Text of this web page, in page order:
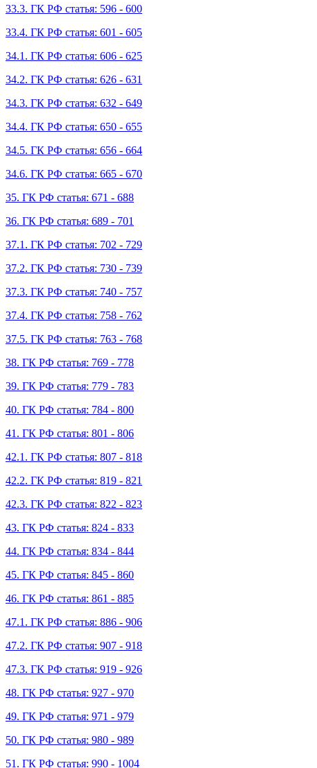
33.3. ГК РФ статья: 596 - 600
33.4. ГК РФ статья: 601 - 605
34.1. ГК РФ статья: 606 - 625
34.2. ГК РФ статья: 626 - 631
34.3. ГК РФ статья: 632 - 649
34.4. ГК РФ статья: 650 - 655
34.5. ГК РФ статья: 656 - 664
34.6. ГК РФ статья: 665 - 670
35. ГК РФ статья: 671 - 688
36. ГК РФ статья: 689 - 701
37.1. ГК РФ статья: 702 - 729
37.2. ГК РФ статья: 730 - 739
37.3. ГК РФ статья: 740 - 757
37.4. ГК РФ статья: 758 - 762
37.5. ГК РФ статья: 763 - 768
38. ГК РФ статья: 769 - 778
39. ГК РФ статья: 779 - 783
40. ГК РФ статья: 784 - 800
41. ГК РФ статья: 801 - 806
42.1. ГК РФ статья: 807 - 818
42.2. ГК РФ статья: 819 - 821
42.3. ГК РФ статья: 822 - 823
43. ГК РФ статья: 824 - 833
44. ГК РФ статья: 834 - 844
45. ГК РФ статья: 845 - 860
46. ГК РФ статья: 861 - 885
47.1. ГК РФ статья: 886 - 906
47.2. ГК РФ статья: 907 - 918
47.3. ГК РФ статья: 919 - 926
48. ГК РФ статья: 927 - 970
49. ГК РФ статья: 971 - 979
50. ГК РФ статья: 980 - 989
51. ГК РФ статья: 990 - 1004